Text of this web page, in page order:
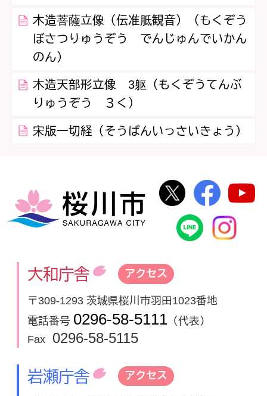
木造菩薩立像（伝准胝観音）（もくぞう
ぼさつりゅうぞう でんじゅんでいかん
のん）
木造天部形立像 3躯（もくぞうてんぶ
りゅうぞう ３く）
宋版一切経（そうばんいっさいきょう）
桜川市
桜川市公式
桜川
桜川市公
大和庁舎 アクセス
〒309-1293 茨城県桜川市羽田1023番地
電話番号 0296-58-5111 （代表）
Fax
0296-58-5115
岩瀬庁舎 アクセス